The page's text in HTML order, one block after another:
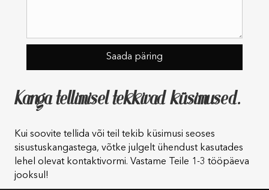
Kanga tellimisel tekkivad küsimused.
Kui soovite tellida või teil tekib küsimusi seoses
sisustuskangastega, võtke julgelt ühendust kasutades
lehel olevat kontaktivormi. Vastame Teile 1-3 tööpäeva
jooksul!